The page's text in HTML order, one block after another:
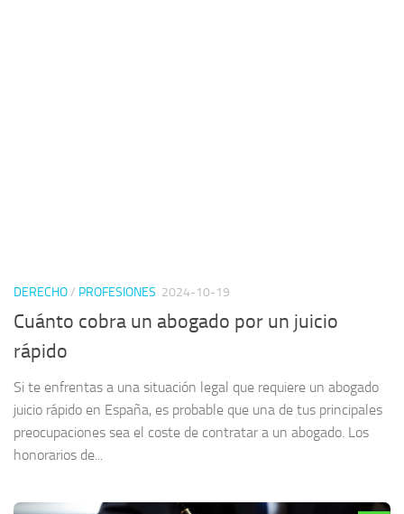
DERECHO/ PROFESIONES 2024-10-19
Cuánto cobra un abogado por un juicio
rápido
Si te enfrentas a una situación legal que requiere un abogado
juicio rápido en España, es probable que una de tus principales
preocupaciones sea el coste de contratar a un abogado. Los
honorarios de...